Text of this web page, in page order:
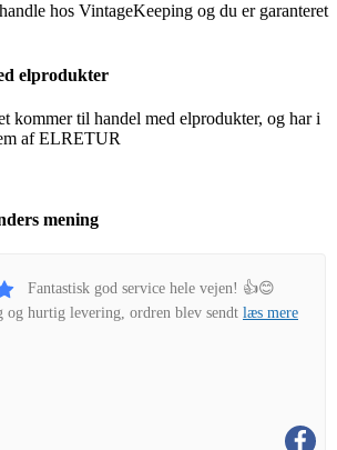
hos VintageKeeping og du er garanteret
elprodukter
kommer til handel med elprodukter, og har i
af ELRETUR
mening
Fantastisk god service hele vejen! 👍😊
og hurtig levering, ordren blev sendt læs mere